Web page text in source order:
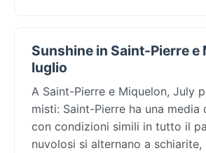
Sunshine in Saint-Pierre e
luglio
A Saint-Pierre e Miquelon, July
misti: Saint-Pierre ha una media
con condizioni simili in tutto il
nuvolosi si alternano a